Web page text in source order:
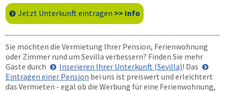
Jetzt Unterkunft eintragen >> Info
Sie möchten die Vermietung Ihrer Pension, Ferienwohnung
oder Zimmer rund um Sevilla verbessern? Finden Sie mehr
Gäste durch
Inserieren Ihrer Unterkunft (Sevilla)! Das
Eintragen einer Pension bei uns ist preiswert und erleichtert
das Vermieten - egal ob die Werbung für eine Ferienwohnung,